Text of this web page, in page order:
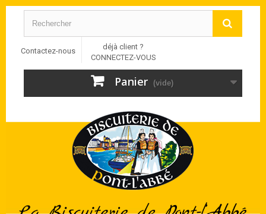
Contactez-nous
déjà client ?
CONNECTEZ-VOUS
Panier (vide)